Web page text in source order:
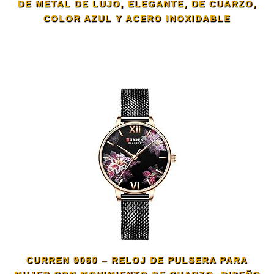
DE METAL DE LUJO, ELEGANTE, DE CUARZO,
COLOR AZUL Y ACERO INOXIDABLE
CURREN 9060 – RELOJ DE PULSERA PARA